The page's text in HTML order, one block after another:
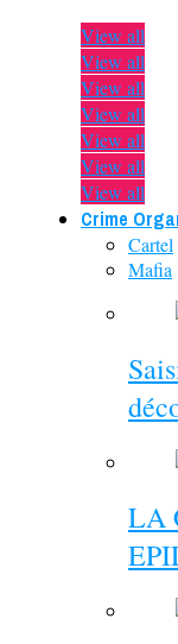
View all
View all
View all
View all
View all
View all
View all
Crime
Cartel
Mafia
LA